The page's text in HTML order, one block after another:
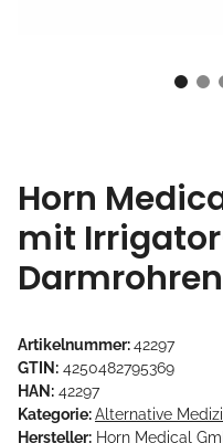
Horn
mit
Darmrohren
Artikelnummer:42297
GTIN: 4250482795369
HAN: 42297
Kategorie:Alternative
Hersteller: Horn Medical